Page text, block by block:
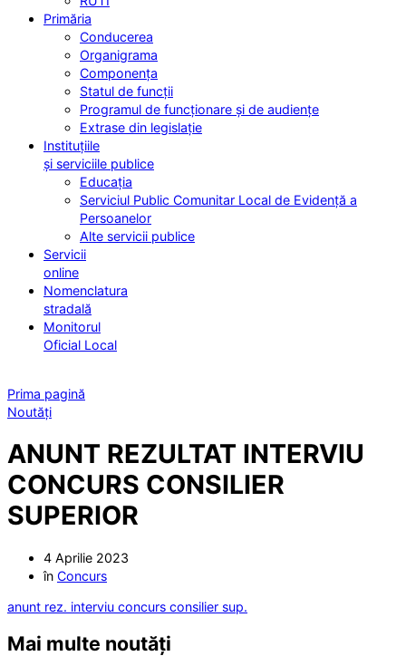
Primăria
Conducerea
Organigrama
Componența
Statul de funcții
Programul de funcționare și de audiențe
Extrase din legislație
Instituțiile
și serviciile publice
Educația
Serviciul Public Comunitar Local de Evidență a
Persoanelor
Alte servicii publice
Servicii
online
Nomenclatura
stradală
Monitorul
Oficial Local
Prima pagină
Noutăți
ANUNT REZULTAT INTERVIU
CONCURS CONSILIER
SUPERIOR
4 Aprilie 2023
în Concurs
anunt rez. interviu concurs consilier sup.
Mai multe noutăți